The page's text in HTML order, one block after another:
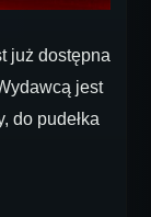
już dostępna
jest
do pudełka